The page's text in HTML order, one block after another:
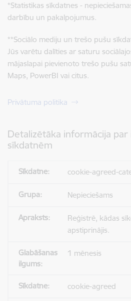
*Statistikas sīkdatnes -
darbību un pakalpojumus.
**Sociālo mediju un trešo pušu
Jūs varētu dalīties ar saturu
mājaslapai pievienoto trešo pušu
Maps, PowerBI vai citus.
Privātuma politika
Detalizētāka informācija
sīkdatnēm
cookie-agreed-
Nepieciešams
Reģistrē, kādas
apstiprinājis.
1 mēnesis
cookie-agreed